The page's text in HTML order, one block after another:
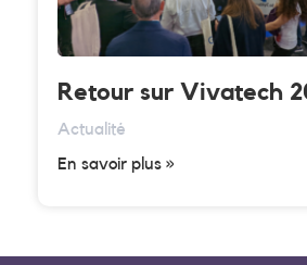
Retour sur Vivatech
Actualité
En savoir plus »